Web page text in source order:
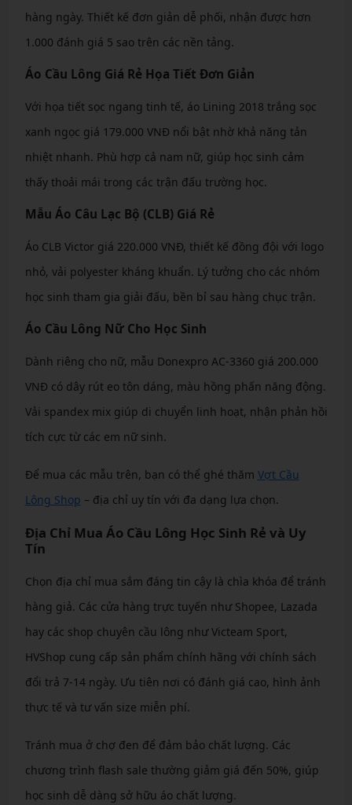
hàng ngày. Thiết kế đơn giản dễ phối, nhận được hơn
1.000 đánh giá 5 sao trên các nền tảng.
Áo Cầu Lông Giá Rẻ Họa Tiết Đơn Giản
Với họa tiết sọc ngang tinh tế, áo Lining 2018 trắng sọc
xanh ngọc giá 179.000 VNĐ nổi bật nhờ khả năng tản
nhiệt nhanh. Phù hợp cả nam nữ, giúp học sinh cảm
thấy thoải mái trong các trận đấu trường học.
Mẫu Áo Câu Lạc Bộ (CLB) Giá Rẻ
Áo CLB Victor giá 220.000 VNĐ, thiết kế đồng đội với logo
nhỏ, vải polyester kháng khuẩn. Lý tưởng cho các nhóm
học sinh tham gia giải đấu, bền bỉ sau hàng chục trận.
Áo Cầu Lông Nữ Cho Học Sinh
Dành riêng cho nữ, mẫu Donexpro AC-3360 giá 200.000
VNĐ có dây rút eo tôn dáng, màu hồng phấn năng động.
Vải spandex mix giúp di chuyển linh hoạt, nhận phản hồi
tích cực từ các em nữ sinh.
Để mua các mẫu trên, bạn có thể ghé thăm Vợt Cầu
Lông Shop – địa chỉ uy tín với đa dạng lựa chọn.
Địa Chỉ Mua Áo Cầu Lông Học Sinh Rẻ và Uy
Tín
Chọn địa chỉ mua sắm đáng tin cậy là chìa khóa để tránh
hàng giả. Các cửa hàng trực tuyến như Shopee, Lazada
hay các shop chuyên cầu lông như Victeam Sport,
HVShop cung cấp sản phẩm chính hãng với chính sách
đổi trả 7-14 ngày. Ưu tiên nơi có đánh giá cao, hình ảnh
thực tế và tư vấn size miễn phí.
Tránh mua ở chợ đen để đảm bảo chất lượng. Các
chương trình flash sale thường giảm giá đến 50%, giúp
học sinh dễ dàng sở hữu áo chất lượng.